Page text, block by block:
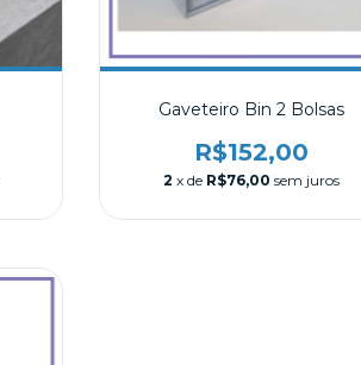
Gaveteiro Bin 2 Bolsas
R$152,00
2 x de R$76,00 sem juros